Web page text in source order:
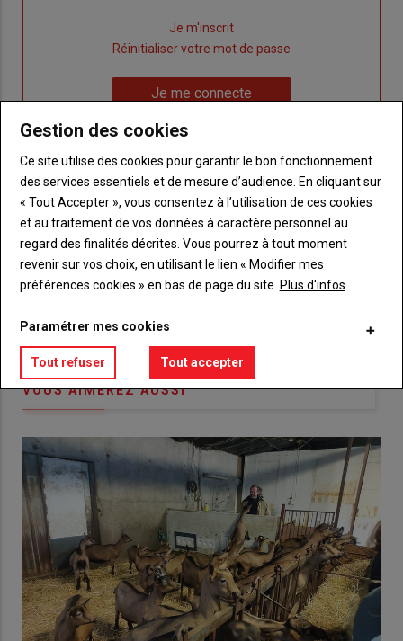
Je m'inscrit
de
Réinitialiser votre mot de passe
me
Je me connecte
Sous-
titre
Vous n'êtes pas abonné(e)
TITRE CRÉEZ UN COMPTE
BodyChoisissez votre formule et créez votre
compte pour accéder à tout {nom-site}.
Créez un compte
VOUS AIMEREZ AUSSI
Gestion des cookies
Ce site utilise des cookies pour garantir le bon fonctionnement
des services essentiels et de mesure d’audience. En cliquant sur
« Tout Accepter », vous consentez à l’utilisation de ces cookies
et au traitement de vos données à caractère personnel au
regard des finalités décrites. Vous pourrez à tout moment
revenir sur vos choix, en utilisant le lien « Modifier mes
préférences cookies » en bas de page du site. Plus d'infos
Paramétrer mes cookies
Tout refuser Tout accepter